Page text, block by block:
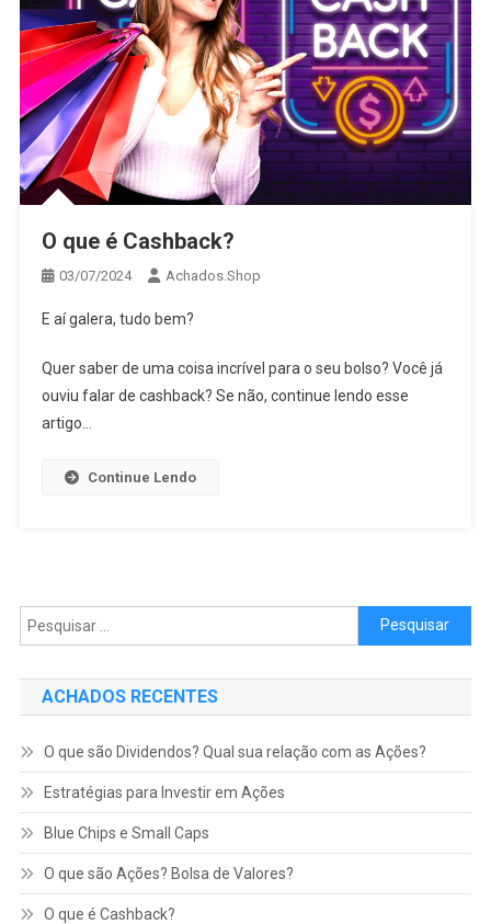
O que é Cashback?
03/07/2024 Achados.Shop
E aí galera, tudo bem?
Quer saber de uma coisa incrível para o seu bolso? Você já
ouviu falar de cashback? Se não, continue lendo esse
artigo…
Continue Lendo
Pesquisar por:
ACHADOS RECENTES
O que são Dividendos? Qual sua relação com as Ações?
Estratégias para Investir em Ações
Blue Chips e Small Caps
O que são Ações? Bolsa de Valores?
O que é Cashback?